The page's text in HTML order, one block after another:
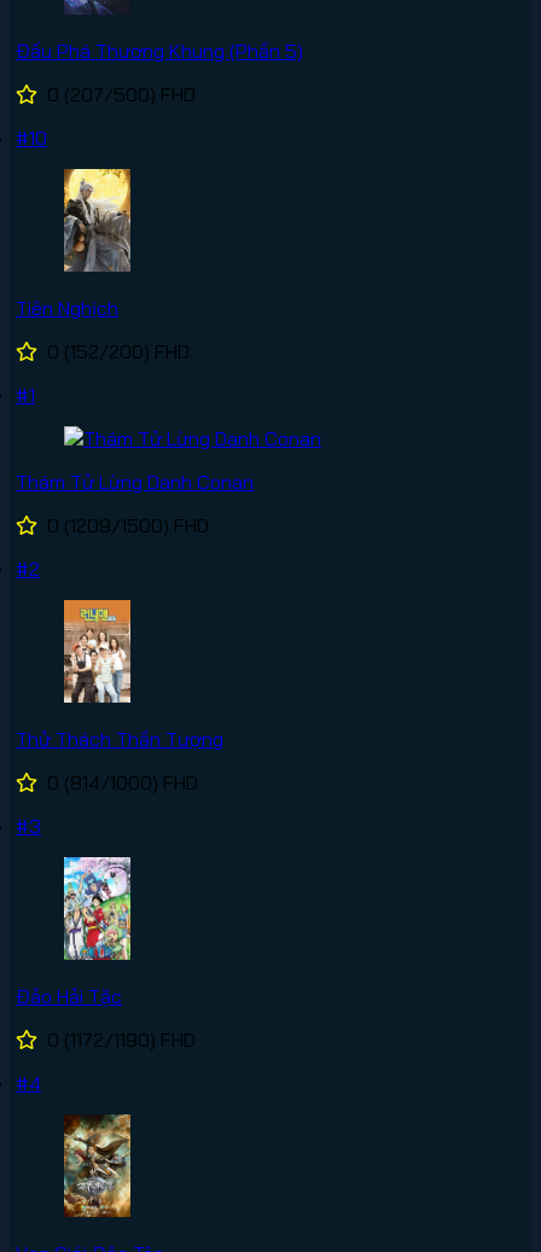
Đấu Phá Thương Khung (Phần 5)
0 (207/500) FHD
#10
Tiên Nghịch
0 (152/200) FHD
#1
Thám Tử Lừng Danh Conan
0 (1209/1500) FHD
#2
Thử Thách Thần Tượng
0 (814/1000) FHD
#3
Đảo Hải Tặc
0 (1172/1190) FHD
#4